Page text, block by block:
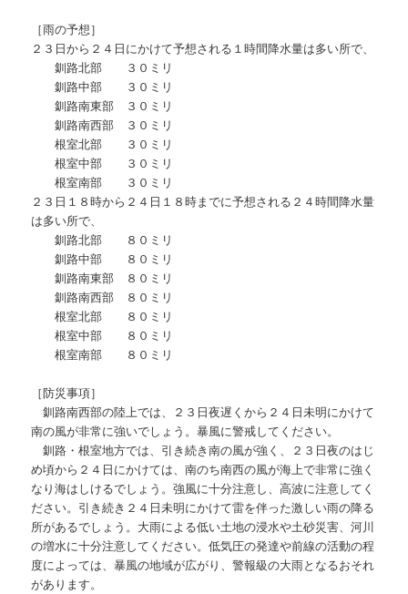
［雨の予想］
２３日から２４日にかけて予想される１時間降水量は多い所で、
釧路北部 ３０ミリ
釧路中部 ３０ミリ
釧路南東部 ３０ミリ
釧路南西部 ３０ミリ
根室北部 ３０ミリ
根室中部 ３０ミリ
根室南部 ３０ミリ
２３日１８時から２４日１８時までに予想される２４時間降水量
は多い所で、
釧路北部 ８０ミリ
釧路中部 ８０ミリ
釧路南東部 ８０ミリ
釧路南西部 ８０ミリ
根室北部 ８０ミリ
根室中部 ８０ミリ
根室南部 ８０ミリ
［防災事項］
釧路南西部の陸上では、２３日夜遅くから２４日未明にかけて
南の風が非常に強いでしょう。暴風に警戒してください。
釧路・根室地方では、引き続き南の風が強く、２３日夜のはじ
め頃から２４日にかけては、南のち南西の風が海上で非常に強く
なり海はしけるでしょう。強風に十分注意し、高波に注意してく
ださい。引き続き２４日未明にかけて雷を伴った激しい雨の降る
所があるでしょう。大雨による低い土地の浸水や土砂災害、河川
の増水に十分注意してください。低気圧の発達や前線の活動の程
度によっては、暴風の地域が広がり、警報級の大雨となるおそれ
があります。